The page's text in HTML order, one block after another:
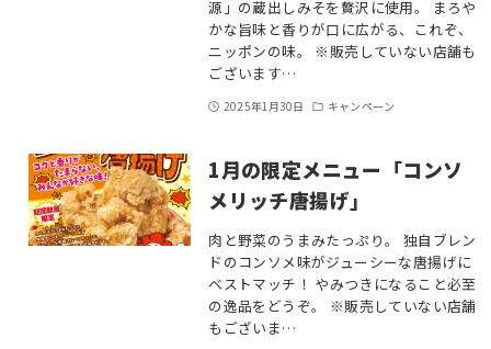
源」の蔵出しみそを贅沢に使用。 まろや
かな旨味と香りが口に広がる、これぞ、
ニッポンの味。 ※販売していない店舗も
ございます…
2025年1月30日 キャンペーン
1月の限定メニュー「コンソ
メリッチ唐揚げ」
肉と野菜のうまみたっぷり。 独自ブレン
ドのコンソメ味がジューシーな唐揚げに
ベストマッチ！ やみつきになること必至
の逸品をどうぞ。 ※販売していない店舗
もございま…